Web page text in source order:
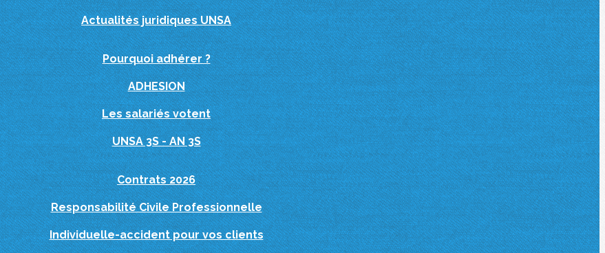
Actualités juridiques UNSA
Pourquoi adhérer ?
ADHESION
Les salariés votent
UNSA 3S - AN 3S
Contrats 2026
Responsabilité Civile Professionnelle
Individuelle-accident pour vos clients